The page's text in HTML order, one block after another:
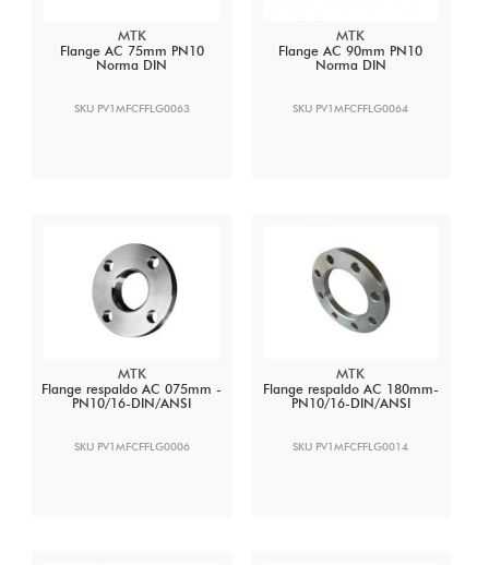
MTK
Flange AC 75mm PN10
Norma DIN
SKU PV1MFCFFLG0063
MTK
Flange AC 90mm PN10
Norma DIN
SKU PV1MFCFFLG0064
MTK
Flange respaldo AC 075mm -
PN10/16-DIN/ANSI
SKU PV1MFCFFLG0006
MTK
Flange respaldo AC 180mm-
PN10/16-DIN/ANSI
SKU PV1MFCFFLG0014